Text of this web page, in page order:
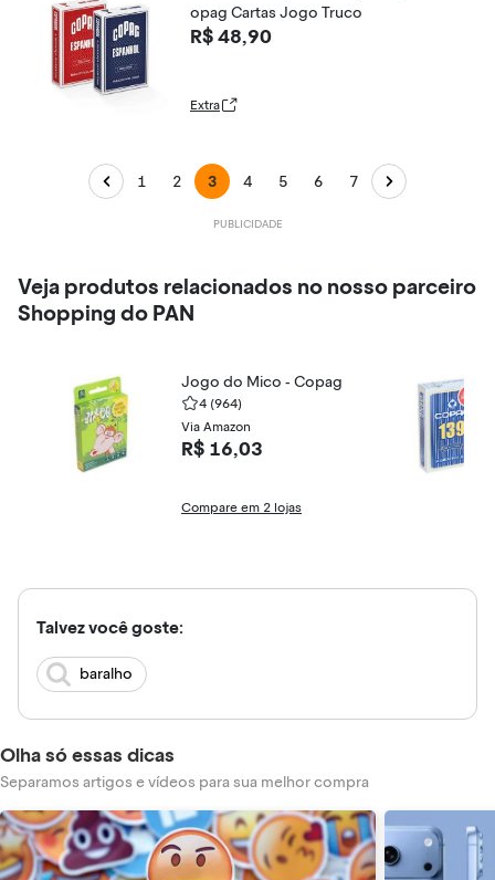
opag Cartas Jogo Truco
R$ 48,90
Extra
1 2 3 4 5 6 7
Veja produtos relacionados no nosso parceiro
Shopping do PAN
Jogo do Mico - Copag
4 (964)
Via Amazon
R$ 16,03
Compare em 2 lojas
Talvez você goste:
baralho
Olha só essas dicas
Separamos artigos e vídeos para sua melhor compra